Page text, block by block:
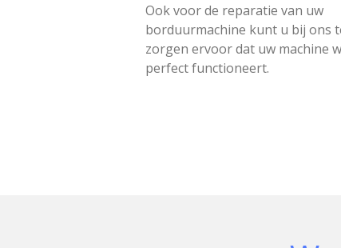
Ook voor de reparatie van uw
borduurmachine kunt u bij ons
zorgen ervoor dat uw machine
perfect functioneert.